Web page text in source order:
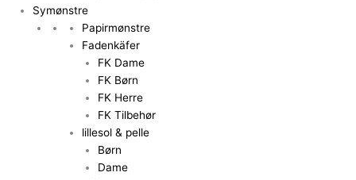
Symønstre
Papirmønstre
Fadenkäfer
FK Dame
FK Børn
FK Herre
FK Tilbehør
lillesol & pelle
Børn
Dame